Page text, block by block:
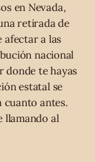
en Nevada,
retirada de
afectar a las
nacional
donde te hayas
estatal se
cuanto antes.
llamando al